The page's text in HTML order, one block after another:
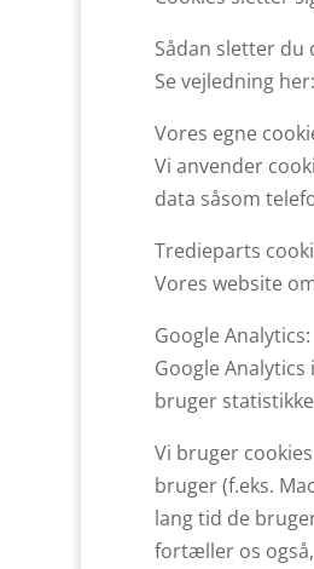
Sådan sletter du
Se vejledning her:
Vores egne
Vi anvender
data såsom
Tredieparts
Vores website
Google Analytics:
Google
bruger
Vi bruger
bruger (f.eks.
lang tid de
fortæller os